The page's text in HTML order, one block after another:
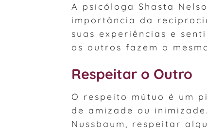
A psicóloga Shasta
importância da
suas experiências e
os outros fazem o
Respeitar o Outro
O respeito mútuo é um
de amizade ou
Nussbaum, respeitar